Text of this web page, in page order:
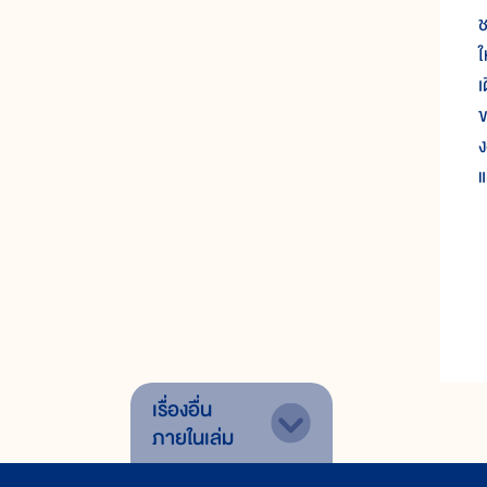
เรื่องอื่น
ภายในเล่ม